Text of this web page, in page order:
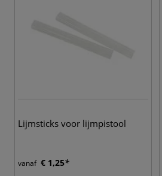
Lijmsticks voor lijmpistool
vanaf € 1,25